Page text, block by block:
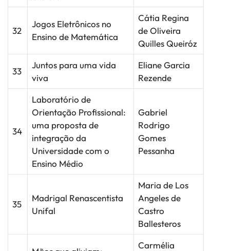
32
Jogos Eletrônicos no
Ensino de Matemática
Cátia Regina
de Oliveira
Quilles Queiróz
33
Juntos para uma vida
viva
Eliane Garcia
Rezende
34
Laboratório de
Orientação Profissional:
uma proposta de
integração da
Universidade com o
Ensino Médio
Gabriel
Rodrigo
Gomes
Pessanha
35
Madrigal Renascentista
Unifal
Maria de Los
Angeles de
Castro
Ballesteros
Carmélia